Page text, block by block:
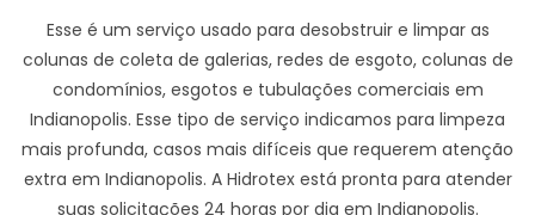
Esse é um serviço usado para desobstruir e limpar as
colunas de coleta de galerias, redes de esgoto, colunas de
condomínios, esgotos e tubulações comerciais em
Indianopolis. Esse tipo de serviço indicamos para limpeza
mais profunda, casos mais difíceis que requerem atenção
extra em Indianopolis. A Hidrotex está pronta para atender
suas solicitações 24 horas por dia em Indianopolis.